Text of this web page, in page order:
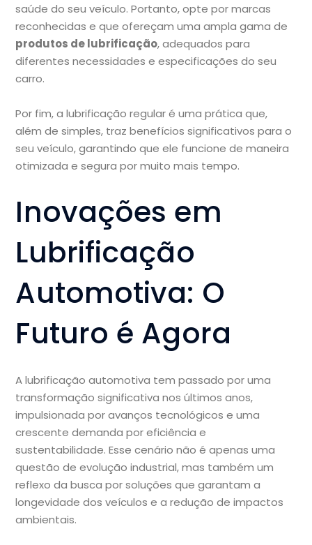
saúde do seu veículo. Portanto, opte por marcas
reconhecidas e que ofereçam uma ampla gama de
produtos de lubrificação, adequados para
diferentes necessidades e especificações do seu
carro.
Por fim, a lubrificação regular é uma prática que,
além de simples, traz benefícios significativos para o
seu veículo, garantindo que ele funcione de maneira
otimizada e segura por muito mais tempo.
Inovações em
Lubrificação
Automotiva: O
Futuro é Agora
A lubrificação automotiva tem passado por uma
transformação significativa nos últimos anos,
impulsionada por avanços tecnológicos e uma
crescente demanda por eficiência e
sustentabilidade. Esse cenário não é apenas uma
questão de evolução industrial, mas também um
reflexo da busca por soluções que garantam a
longevidade dos veículos e a redução de impactos
ambientais.